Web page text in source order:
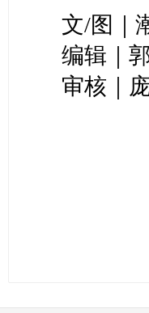
文/图｜
编辑｜
审核｜